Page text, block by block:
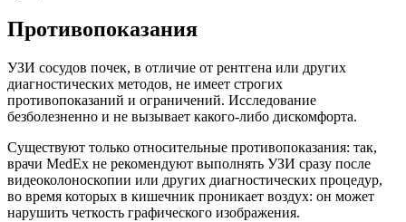
Противопоказания
УЗИ сосудов почек, в отличие от рентгена или других
диагностических методов, не имеет строгих
противопоказаний и ограничений. Исследование
безболезненно и не вызывает какого-либо дискомфорта.
Существуют только относительные противопоказания: так,
врачи MedEx не рекомендуют выполнять УЗИ сразу после
видеоколоноскопии или других диагностических процедур,
во время которых в кишечник проникает воздух: он может
нарушить четкость графического изображения.